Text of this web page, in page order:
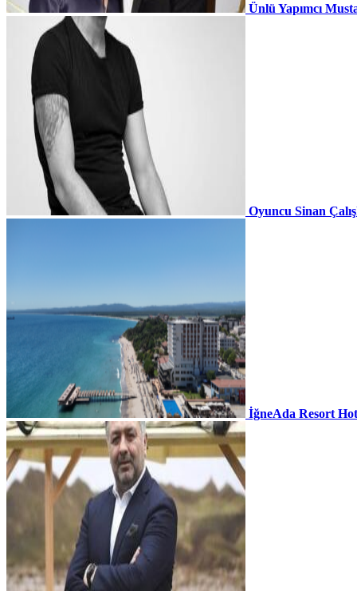
Ünlü Yapımcı
Oyuncu Sinan
İğneAda Resort